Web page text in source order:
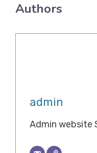
Authors
admin
Admin website